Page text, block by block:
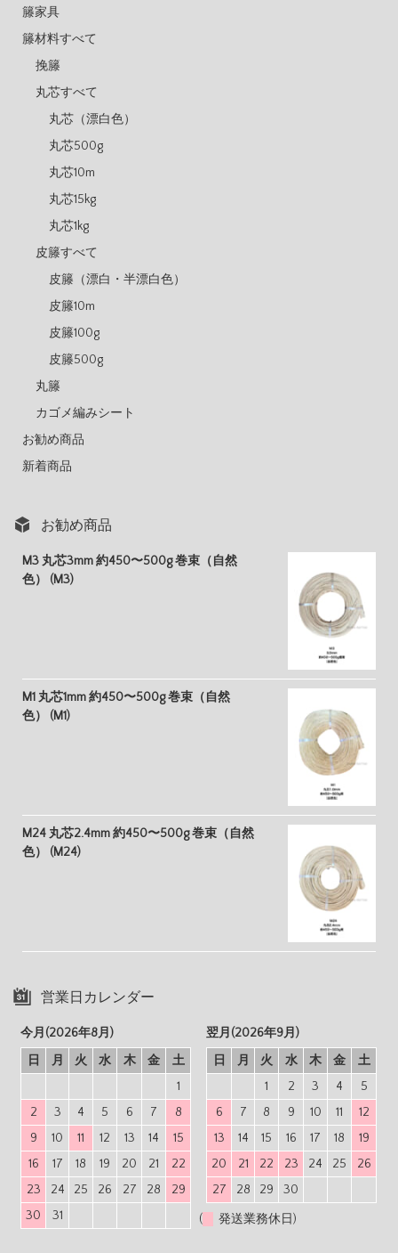
籐家具
籐材料すべて
挽籐
丸芯すべて
丸芯（漂白色）
丸芯500g
丸芯10m
丸芯15kg
丸芯1kg
皮籐すべて
皮籐（漂白・半漂白色）
皮籐10m
皮籐100g
皮籐500g
丸籐
カゴメ編みシート
お勧め商品
新着商品
お勧め商品
M3 丸芯3mm 約450〜500g 巻束（自然
色） (M3)
M1 丸芯1mm 約450〜500g 巻束（自然
色） (M1)
M24 丸芯2.4mm 約450〜500g 巻束（自然
色） (M24)
営業日カレンダー
今月(2026年8月)
日
月 火 水 木 金
土
1
2
3 4 5 6 7
8
9
10 11 12 13 14
15
16
17 18 19 20 21
22
23
24 25 26 27 28
29
30
31
翌月(2026年9月)
日
月 火 水 木 金
土
1
2 3 4
5
6
7 8 9 10 11
12
13
14 15 16 17 18
19
20
21 22 23 24 25
26
27
28 29 30
( 発送業務休日)